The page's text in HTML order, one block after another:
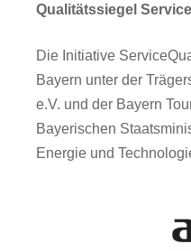
Qualitätssiegel
Die Initiative
Bayern unter der
e.V. und der Bayern
Bayerischen
Energie und